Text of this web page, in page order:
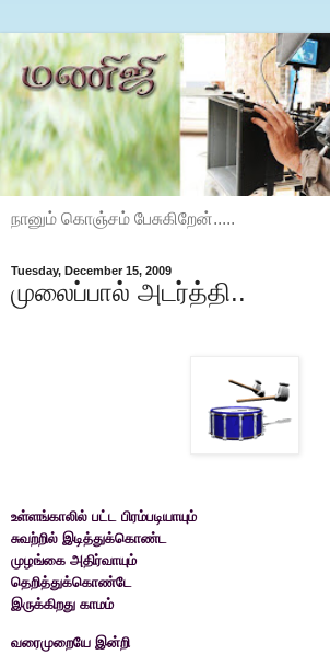
நானும் கொஞ்சம் பேசுகிறேன்.....
Tuesday, December 15, 2009
முலைப்பால் அடர்த்தி..
உள்ளங்காலில் பட்ட பிரம்படியாயும்
சுவற்றில் இடித்துக்கொண்ட
முழங்கை அதிர்வாயும்
தெறித்துக்கொண்டே
இருக்கிறது காமம்
வரைமுறையே இன்றி